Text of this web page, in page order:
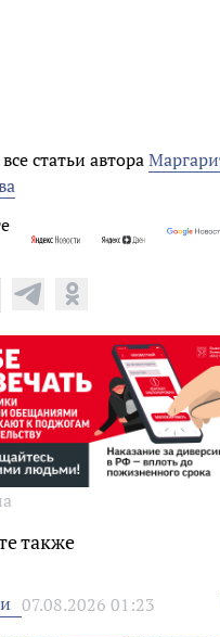
статьи автора
также
07.08.2026 01:23